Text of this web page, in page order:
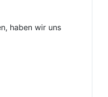
haben wir uns